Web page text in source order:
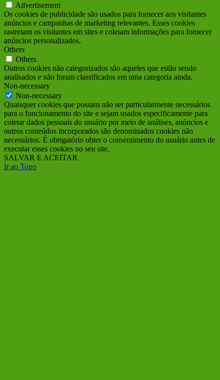
Advertisement
Os cookies de publicidade são usados para fornecer aos visitantes
anúncios e campanhas de marketing relevantes. Esses cookies
rastreiam os visitantes em sites e coletam informações para fornecer
anúncios personalizados.
Others
Others
Outros cookies não categorizados são aqueles que estão sendo
analisados e não foram classificados em uma categoria ainda.
Non-necessary
Non-necessary
Quaisquer cookies que possam não ser particularmente necessários
para o funcionamento do site e sejam usados ​​especificamente para
coletar dados pessoais do usuário por meio de análises, anúncios e
outros conteúdos incorporados são denominados cookies não
necessários. É obrigatório obter o consentimento do usuário antes de
executar esses cookies no seu site.
SALVAR E ACEITAR
Ir ao Topo